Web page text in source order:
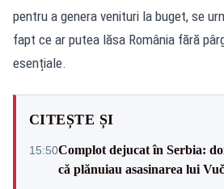
pentru a genera venituri la buget, se
fapt ce ar putea lăsa România fără
esențiale.
CITEȘTE ȘI
15:50Complot dejucat în Serbia:
că plănuiau asasinarea lui